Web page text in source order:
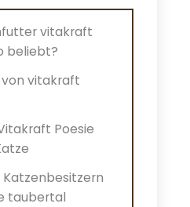
vitakraft
beliebt?
vitakraft
Poesie
taubertal